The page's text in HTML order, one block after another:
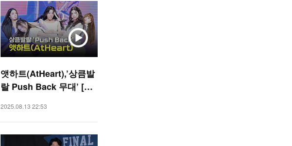
앳하트(AtHeart),’상큼발
랄 Push Back 무대’ [O!
2025.08.13 22:53